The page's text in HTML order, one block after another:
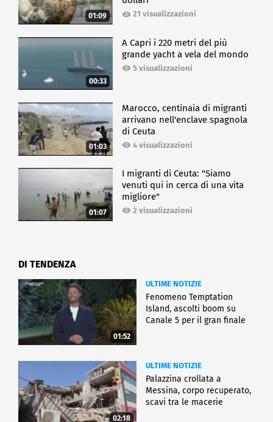
01:09 21 visualizzazioni
00:33
A Capri i 220 metri del più
grande yacht a vela del mondo
5 visualizzazioni
01:03
Marocco, centinaia di migranti
arrivano nell'enclave spagnola
di Ceuta
4 visualizzazioni
01:07
I migranti di Ceuta: "Siamo
venuti qui in cerca di una vita
migliore"
2 visualizzazioni
DI TENDENZA
01:52
ULTIME NOTIZIE
Fenomeno Temptation
Island, ascolti boom su
Canale 5 per il gran finale
02:18
ULTIME NOTIZIE
Palazzina crollata a
Messina, corpo recuperato,
scavi tra le macerie